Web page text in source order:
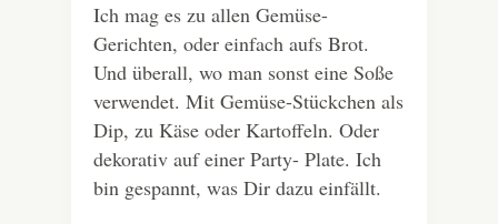
Ich mag es zu allen Gemüse-
Gerichten, oder einfach aufs Brot.
Und überall, wo man sonst eine Soße
verwendet. Mit Gemüse-Stückchen als
Dip, zu Käse oder Kartoffeln. Oder
dekorativ auf einer Party- Plate. Ich
bin gespannt, was Dir dazu einfällt.